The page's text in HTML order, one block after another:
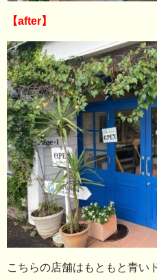
【after】
こちらの店舗はもともと青い